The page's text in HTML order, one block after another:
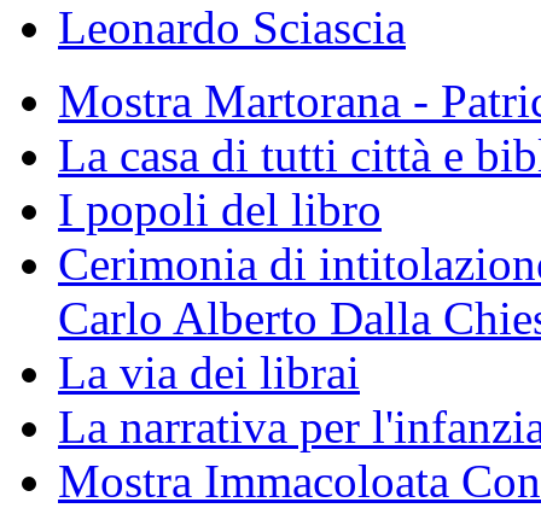
Leonardo Sciascia
Mostra Martorana -
La casa di tutti città e
I popoli del libro
Cerimonia di
Carlo Alberto Dalla
La via dei librai
La narrativa per
Mostra Immacoloata